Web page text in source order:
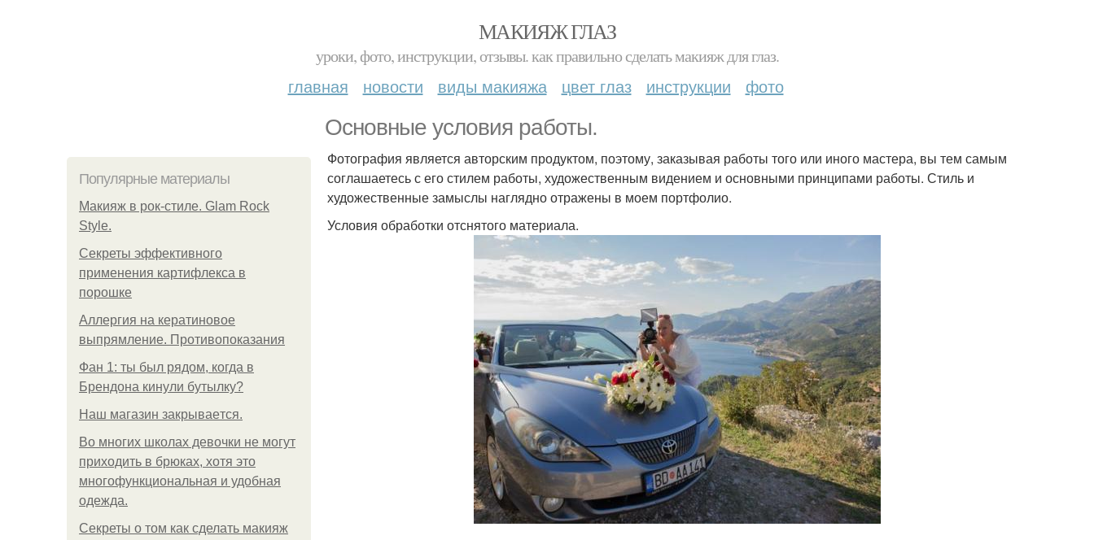
МАКИЯЖ ГЛАЗ
уроки, фото, инструкции, отзывы. как правильно сделать макияж для глаз.
главная новости виды макияжа цвет глаз инструкции фото
Основные условия работы.
Популярные материалы
Макияж в рок-стиле. Glam Rock
Style.
Секреты эффективного
применения картифлекса в
порошке
Аллергия на кератиновое
выпрямление. Противопоказания
Фан 1: ты был рядом, когда в
Брендона кинули бутылку?
Нaш магaзин зaкрывaeтся.
Во многих школах девочки не могут
приходить в брюках, хотя это
многофункциональная и удобная
одежда.
Секреты о том как сделать макияж
Фотография является авторским продуктом, поэтому, заказывая работы того или иного мастера, вы тем самым
соглашаетесь с его стилем работы, художественным видением и основными принципами работы. Стиль и
художественные замыслы наглядно отражены в моем портфолио.
Условия обработки отснятого материала.